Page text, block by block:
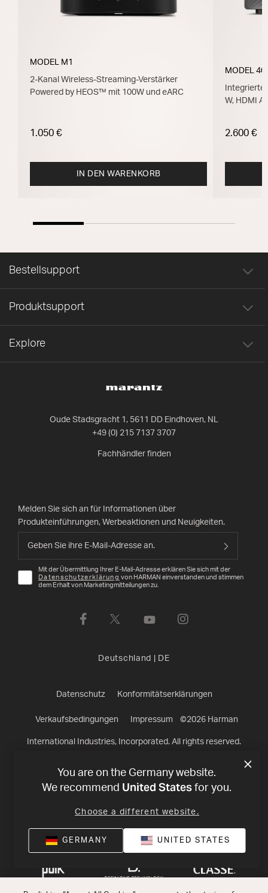
MODEL M1
2-Kanal Wireless-Streaming-Verstärker
Powered by HEOS™ mit 100W und eARC
1.050 €
IN DEN WARENKORB
MODEL
W, HDMI
2.600 €
Oude Stadsgracht 1, 5611 DD Eindhoven, NL
+49 (0) 215 7137 3707
Fachhändler finden
Bestellsupport
Produktsupport
Explore
Melden Sie sich an für Informationen über
Produkteinführungen, Werbeaktionen und Neuigkeiten.
Mit der Übermittlung Ihrer E-Mail-Adresse erklären Sie sich mit der
Datenschutzerklärung von HARMAN einverstanden und stimmen
dem Erhalt von Marketingmitteilungen zu.
Deutschland DE
Datenschutz Konformitätserklärungen
Verkaufsbedingungen Impressum ©2026Harman
International Industries, Incorporated. All rights reserved.
You are on the Germany website.
We recommend United States for you.
Choose a different website.
GERMANY UNITED STATES